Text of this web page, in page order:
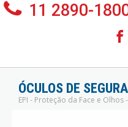
11 2890-
ÓCULOS DE
EPI - Proteção da Face e Olhos